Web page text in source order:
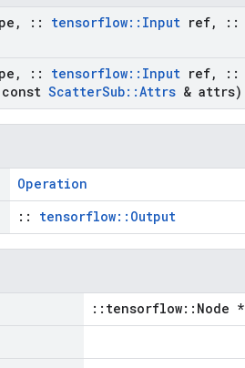
, :: tensorflow:: Input ref, ::
, :: tensorflow:: Input ref, ::
const ScatterSub::Attrs & attrs)
Operation
:: tensorflow::Output
::tensorflow::Node *